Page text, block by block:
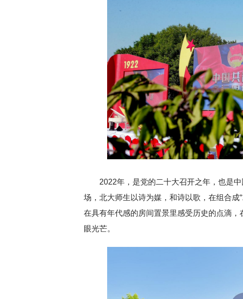
2022年，是党的二十大召开之年，也是
场，北大师生以诗为媒，和诗以歌，在组合成
在具有年代感的房间置景里感受历史的点滴
眼光芒。